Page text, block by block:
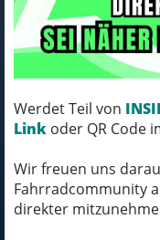
Werdet Teil von
Link oder QR Code
Wir freuen uns
Fahrradcommunity
direkter
Art.Nr.
Farbe: BLACK
MICH
ABHOLUNG IN
pro Stück
129,99